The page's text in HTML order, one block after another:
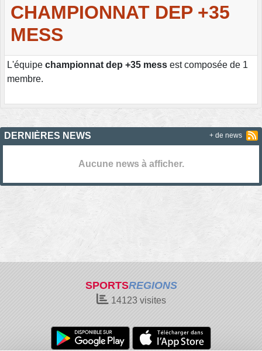
CHAMPIONNAT DEP +35
MESS
L'équipe championnat dep +35 mess est composée de 1
membre.
DERNIÈRES NEWS
Aucune news à afficher.
+ de news
SPORTSREGIONS
14123visites